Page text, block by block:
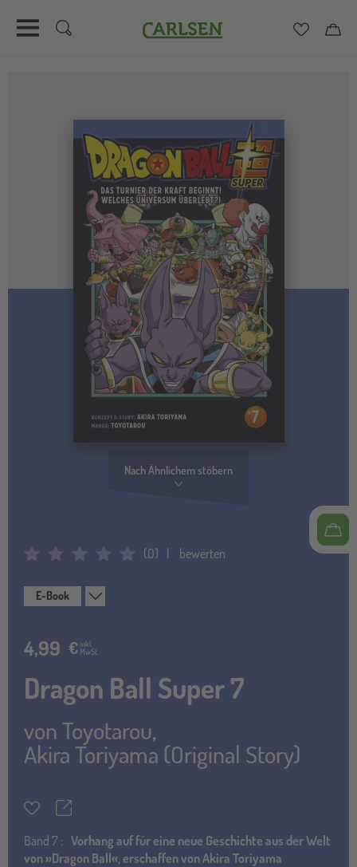
Carlsen
Nach Ähnlichem stöbern
Average Rating: 0 (0) bewerten
E-Book
4,99 € inkl.
MwSt.
Dragon Ball Super 7
vonToyotarou,
Akira Toriyama (Original Story)
MerkzettelTeilen
Band 7 : Vorhang auf für eine neue Geschichte aus der Welt
von »Dragon Ball«, erschaffen von Akira Toriyama